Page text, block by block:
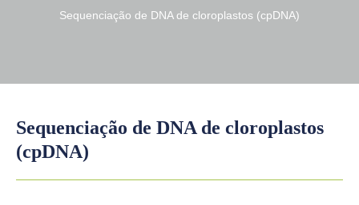
Sequenciação de DNA de cloroplastos (cpDNA)
Sequenciação de DNA de cloroplastos
(cpDNA)